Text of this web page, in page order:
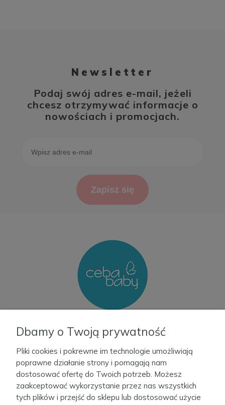
Newsletter
Podaj swój adres e-mail, jeżeli
chcesz otrzymywać informacje o
nowościach i promocjach.
Zapisz się
Informacje
Moje konto
Firma
Dbamy o Twoją prywatność
Pliki cookies i pokrewne im technologie umożliwiają
poprawne działanie strony i pomagają nam
dostosować ofertę do Twoich potrzeb. Możesz
zaakceptować wykorzystanie przez nas wszystkich
tych plików i przejść do sklepu lub dostosować użycie